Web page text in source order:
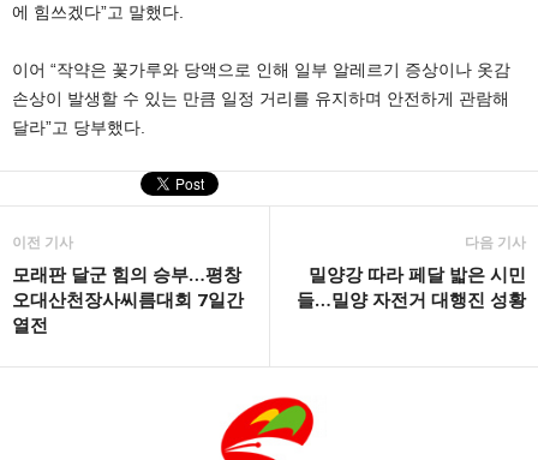
에 힘쓰겠다”고 말했다.
이어 “작약은 꽃가루와 당액으로 인해 일부 알레르기 증상이나 옷감
손상이 발생할 수 있는 만큼 일정 거리를 유지하며 안전하게 관람해
달라”고 당부했다.
이전 기사
모래판 달군 힘의 승부…평창
오대산천장사씨름대회 7일간
열전
다음 기사
밀양강 따라 페달 밟은 시민
들…밀양 자전거 대행진 성황